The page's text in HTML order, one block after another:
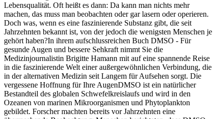
Lebensqualität. Oft heißt es dann: Da kann man nichts mehr
machen, das muss man beobachten oder gar lasern oder operieren.
Doch was, wenn es eine faszinierende Substanz gibt, die seit
Jahrzehnten bekannt ist, von der jedoch die wenigsten Menschen je
gehört haben?In ihrem aufschlussreichen Buch DMSO - Für
gesunde Augen und bessere Sehkraft nimmt Sie die
Medizinjournalistin Brigitte Hamann mit auf eine spannende Reise
in die faszinierende Welt einer außergewöhnlichen Verbindung, die
in der alternativen Medizin seit Langem für Aufsehen sorgt. Die
vergessene Hoffnung für Ihre AugenDMSO ist ein natürlicher
Bestandteil des globalen Schwefelkreislaufs und wird in den
Ozeanen von marinen Mikroorganismen und Phytoplankton
gebildet. Forscher machten bereits vor Jahrzehnten eine